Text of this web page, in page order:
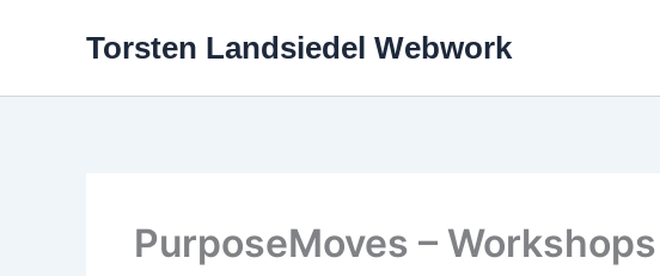
Torsten Landsiedel Webwork
PurposeMoves –